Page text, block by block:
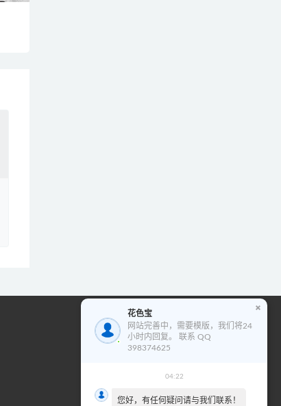
花色宝模版使用教程
视
00:00
花色宝
网站完善中，需要模版，我们将24
小时内回复。 联系 QQ
398374625
04:22
您好，有任何疑问请与我们联系！